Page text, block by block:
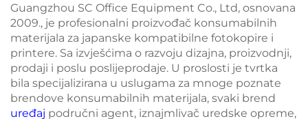
Guangzhou SC Office Equipment Co., Ltd, osnovana
2009., je profesionalni proizvođač konsumabilnih
materijala za japanske kompatibilne fotokopire i
printere. Sa izvješćima o razvoju dizajna, proizvodnji,
prodaji i poslu poslijeprodaje. U proslosti je tvrtka
bila specijalizirana u uslugama za mnoge poznate
brendove konsumabilnih materijala, svaki brend
uređaj područni agent, iznajmlivač uredske opreme,